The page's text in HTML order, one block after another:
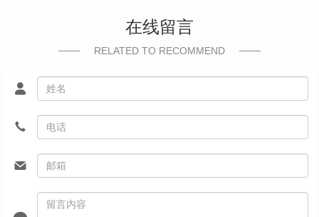
在线留言
RELATED TO RECOMMEND